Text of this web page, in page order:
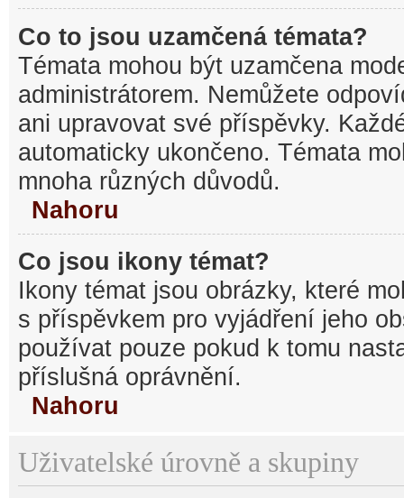
Co to jsou uzamčená témata?
Témata mohou být uzamčena
administrátorem. Nemůžete
ani upravovat své příspěvky.
automaticky ukončeno. Témata
mnoha různých důvodů.
Nahoru
Co jsou ikony témat?
Ikony témat jsou obrázky, které
s příspěvkem pro vyjádření jeho
používat pouze pokud k tomu
příslušná oprávnění.
Nahoru
Uživatelské úrovně a skupiny